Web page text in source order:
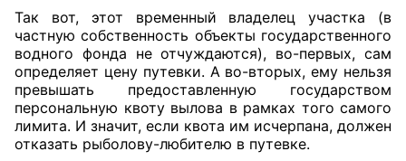
Так вот, этот временный владелец участка (в
частную собственность объекты государственного
водного фонда не отчуждаются), во-первых, сам
определяет цену путевки. А во-вторых, ему нельзя
превышать предоставленную государством
персональную квоту вылова в рамках того самого
лимита. И значит, если квота им исчерпана, должен
отказать рыболову-любителю в путевке.